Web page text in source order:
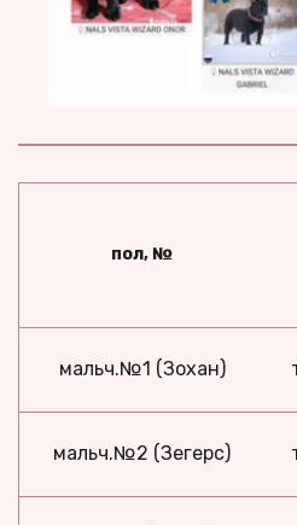
пол, №
мальч.№1 (Зохан)
мальч.№2 (Зегерс)